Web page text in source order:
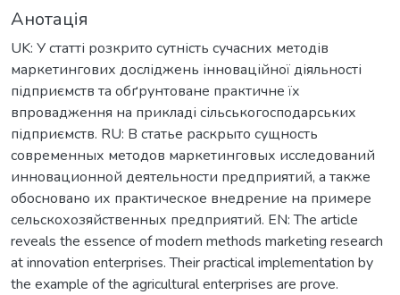
Анотація
UK: У статті розкрито сутність сучасних методів
маркетингових досліджень інноваційної діяльності
підприємств та обґрунтоване практичне їх
впровадження на прикладі сільськогосподарських
підприємств. RU: В статье раскрыто сущность
современных методов маркетинговых исследований
инновационной деятельности предприятий, а также
обосновано их практическое внедрение на примере
сельскохозяйственных предприятий. EN: The article
reveals the essence of modern methods marketing research
at innovation enterprises. Their practical implementation by
the example of the agricultural enterprises are prove.